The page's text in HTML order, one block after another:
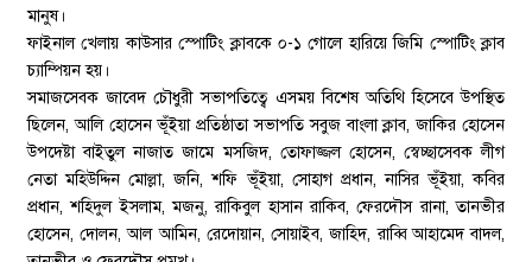
মানুষ।
ফাইনাল খেলায় কাউসার স্পোটিং ক্লাবকে ০-১ গোলে হারিয়ে জিমি স্পোটিং ক্লাব
চ্যাম্পিয়ন হয়।
সমাজসেবক জাবেদ চৌধুরী সভাপতিত্বে এসময় বিশেষ অতিথি হিসেবে উপস্থিত
ছিলেন, আলি হোসেন ভূঁইয়া প্রতিষ্ঠাতা সভাপতি সবুজ বাংলা ক্লাব, জাকির হোসেন
উপদেষ্টা বাইতুল নাজাত জামে মসজিদ, তোফাজ্জল হোসেন, স্বেচ্ছাসেবক লীগ
নেতা মহিউদ্দিন মোল্লা, জনি, শফি ভূঁইয়া, সোহাগ প্রধান, নাসির ভূঁইয়া, কবির
প্রধান, শহিদুল ইসলাম, মজনু, রাকিবুল হাসান রাকিব, ফেরদৌস রানা, তানভীর
হোসেন, দোলন, আল আমিন, রেদোয়ান, সোয়াইব, জাহিদ, রাব্বি আহামেদ বাদল,